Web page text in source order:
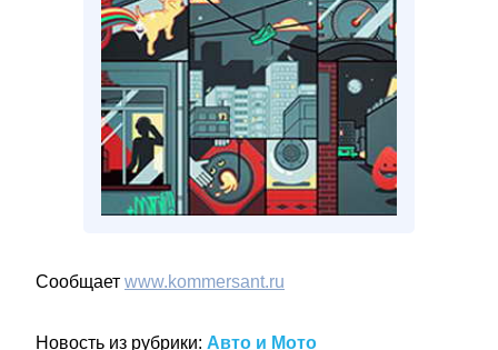
Сообщает www.kommersant.ru
Новость из рубрики: Авто и Мото